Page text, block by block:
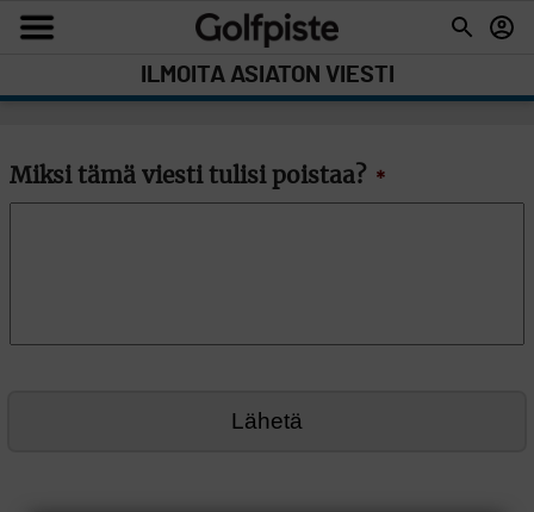
ILMOITA ASIATON VIESTI
Miksi tämä viesti tulisi poistaa? *